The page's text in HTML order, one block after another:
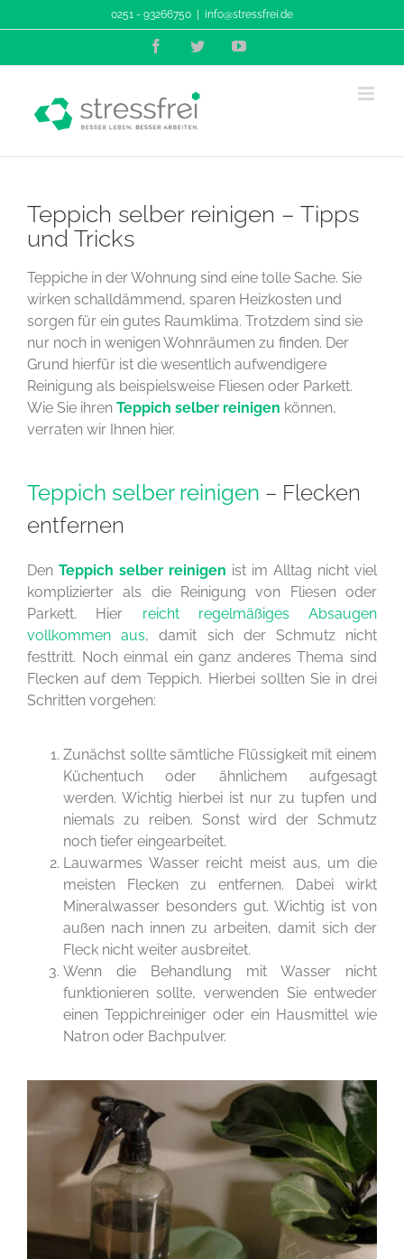
Inhalt
0251 - 93266750 info@stressfrei.de
FacebookTwitterYouTube
Teppich selber reinigen – Tipps
und Tricks
Teppiche in der Wohnung sind eine tolle Sache. Sie
wirken schalldämmend, sparen Heizkosten und
sorgen für ein gutes Raumklima. Trotzdem sind sie
nur noch in wenigen Wohnräumen zu finden. Der
Grund hierfür ist die wesentlich aufwendigere
Reinigung als beispielsweise Fliesen oder Parkett.
Wie Sie ihren Teppich selber reinigen können,
verraten wir Ihnen hier.
Teppich selber reinigen – Flecken
entfernen
Den Teppich selber reinigen ist im Alltag nicht viel
komplizierter als die Reinigung von Fliesen oder
Parkett. Hier reicht regelmäßiges Absaugen
vollkommen aus, damit sich der Schmutz nicht
festtritt. Noch einmal ein ganz anderes Thema sind
Flecken auf dem Teppich. Hierbei sollten Sie in drei
Schritten vorgehen:
Zunächst sollte sämtliche Flüssigkeit mit einem
Küchentuch oder ähnlichem aufgesagt
werden. Wichtig hierbei ist nur zu tupfen und
niemals zu reiben. Sonst wird der Schmutz
noch tiefer eingearbeitet.
Lauwarmes Wasser reicht meist aus, um die
meisten Flecken zu entfernen. Dabei wirkt
Mineralwasser besonders gut. Wichtig ist von
außen nach innen zu arbeiten, damit sich der
Fleck nicht weiter ausbreitet.
Wenn die Behandlung mit Wasser nicht
funktionieren sollte, verwenden Sie entweder
einen Teppichreiniger oder ein Hausmittel wie
Natron oder Bachpulver.